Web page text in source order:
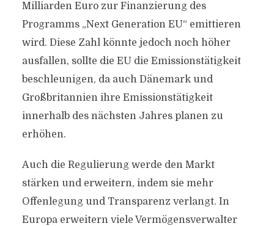
Milliarden Euro zur Finanzierung des
Programms „Next Generation EU“ emittieren
wird. Diese Zahl könnte jedoch noch höher
ausfallen, sollte die EU die Emissionstätigkeit
beschleunigen, da auch Dänemark und
Großbritannien ihre Emissionstätigkeit
innerhalb des nächsten Jahres planen zu
erhöhen.
Auch die Regulierung werde den Markt
stärken und erweitern, indem sie mehr
Offenlegung und Transparenz verlangt. In
Europa erweitern viele Vermögensverwalter